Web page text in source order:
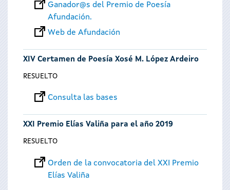
Ganador@s del Premio de Poesía
Afundación.
Web de Afundación
XIV Certamen de Poesía Xosé M. López Ardeiro
RESUELTO
Consulta las bases
XXI Premio Elías Valiña para el año 2019
RESUELTO
Orden de la convocatoria del XXI Premio
Elías Valiña